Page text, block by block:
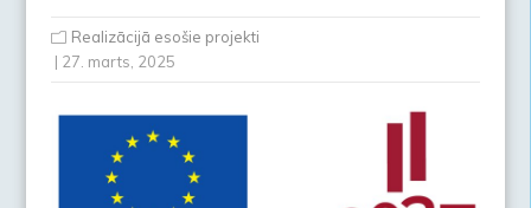
Realizācijā esošie projekti
| 27. marts, 2025